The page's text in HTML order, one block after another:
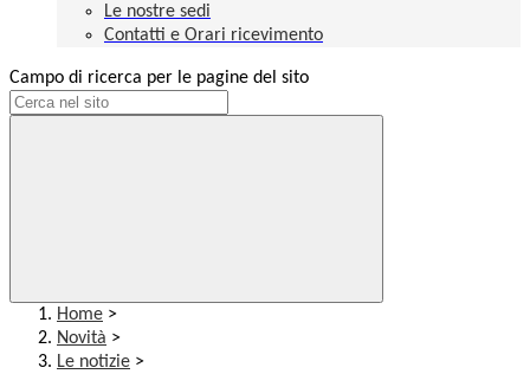
Le nostre sedi
Contatti e Orari ricevimento
Campo di ricerca per le pagine del sito
Home >
Novità >
Le notizie >